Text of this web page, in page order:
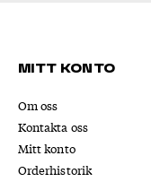
Mitt konto
Om oss
Kontakta oss
Mitt konto
Orderhistorik